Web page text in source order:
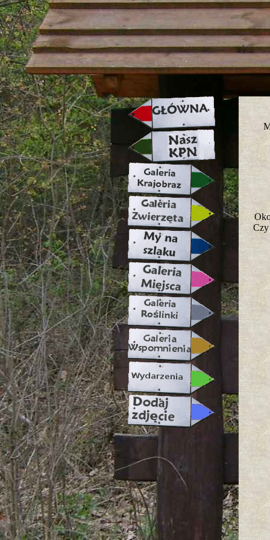
strona w naprawie zapraszamy
Czy